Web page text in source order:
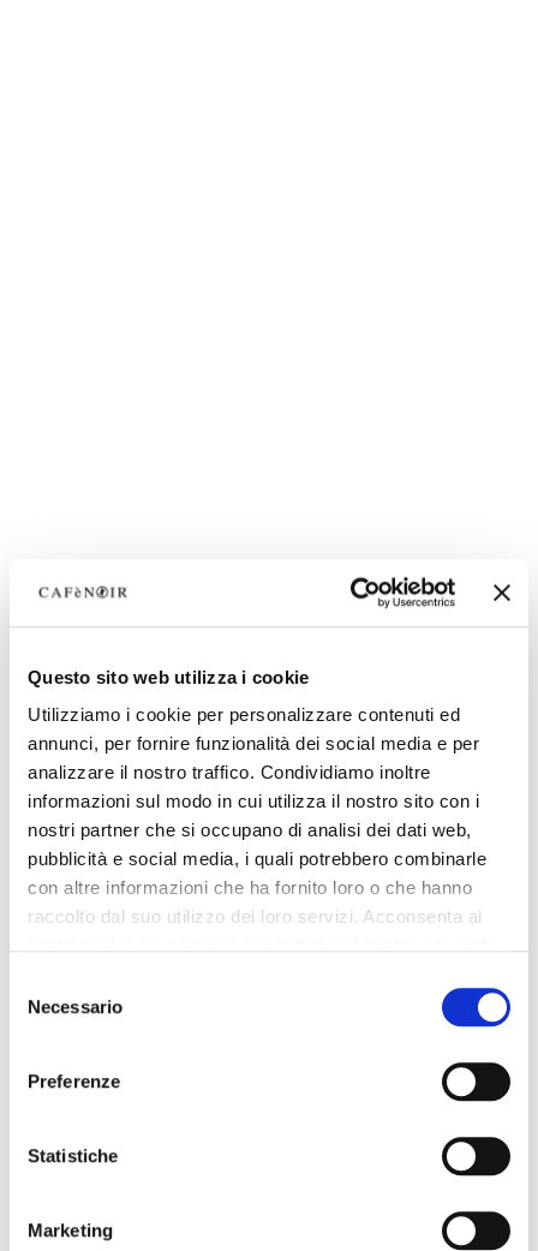
Questo sito web utilizza i cookie
Utilizziamo i cookie per personalizzare contenuti ed
annunci, per fornire funzionalità dei social media e per
analizzare il nostro traffico. Condividiamo inoltre
informazioni sul modo in cui utilizza il nostro sito con i
nostri partner che si occupano di analisi dei dati web,
pubblicità e social media, i quali potrebbero combinarle
con altre informazioni che ha fornito loro o che hanno
raccolto dal suo utilizzo dei loro servizi. Acconsenta ai
delNecessario
Preferenze
Statistiche
Marketing